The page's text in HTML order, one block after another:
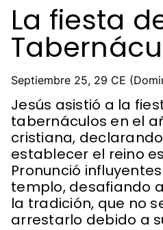
La fiesta
Septiembre 25, 29 CE
Jesús asistió a la
tabernáculos en el
cristiana,
establecer el reino
Pronunció
templo, desafiando
la tradición, que no
arrestarlo debido a